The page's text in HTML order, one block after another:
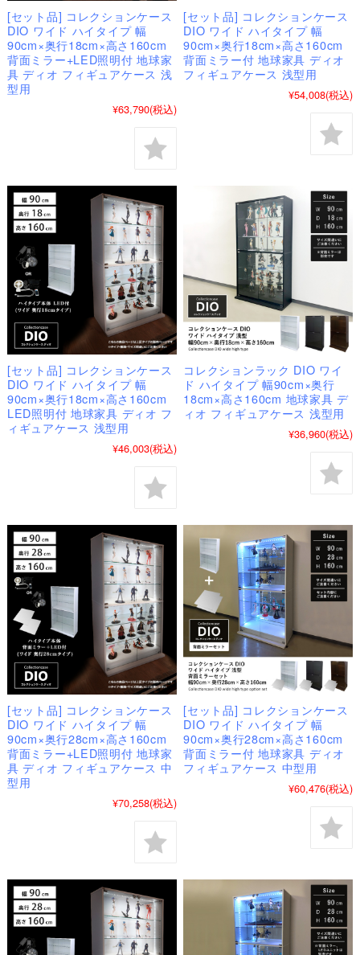
[セット品] コレクションケース
DIO ワイド ハイタイプ 幅
90cm×奥行18cm×高さ160cm
背面ミラー+LED照明付 地球家
具 ディオ フィギュアケース 浅
型用
¥63,790(税込)
[セット品] コレクションケース
DIO ワイド ハイタイプ 幅
90cm×奥行18cm×高さ160cm
背面ミラー付 地球家具 ディオ
フィギュアケース 浅型用
¥54,008(税込)
[セット品] コレクションケース
DIO ワイド ハイタイプ 幅
90cm×奥行18cm×高さ160cm
LED照明付 地球家具 ディオ フ
ィギュアケース 浅型用
¥46,003(税込)
コレクションラック DIO ワイ
ド ハイタイプ 幅90cm×奥行
18cm×高さ160cm 地球家具 デ
ィオ フィギュアケース 浅型用
¥36,960(税込)
[セット品] コレクションケース
DIO ワイド ハイタイプ 幅
90cm×奥行28cm×高さ160cm
背面ミラー+LED照明付 地球家
具 ディオ フィギュアケース 中
型用
¥70,258(税込)
[セット品] コレクションケース
DIO ワイド ハイタイプ 幅
90cm×奥行28cm×高さ160cm
背面ミラー付 地球家具 ディオ
フィギュアケース 中型用
¥60,476(税込)